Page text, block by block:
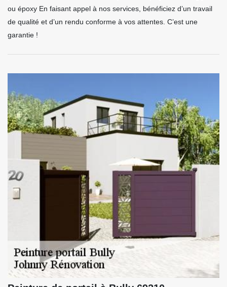
ou époxy En faisant appel à nos services, bénéficiez d’un travail
de qualité et d’un rendu conforme à vos attentes. C’est une
garantie !